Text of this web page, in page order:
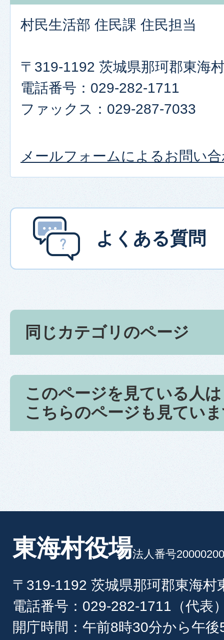
村民生活部 住民課 住民担当
〒319-1192 茨城県那珂郡東海
電話番号：029-282-1711
ファックス：029-287-7033
メールフォームによるお問い
よくある質問
同じカテゴリのページ
このページを見ている人は
こちらのページも見てい
東海村役場法人番号
〒319-1192 茨城県那珂郡東海村
電話番号：029-282-1711（代表
開庁時間：午前8時30分から午